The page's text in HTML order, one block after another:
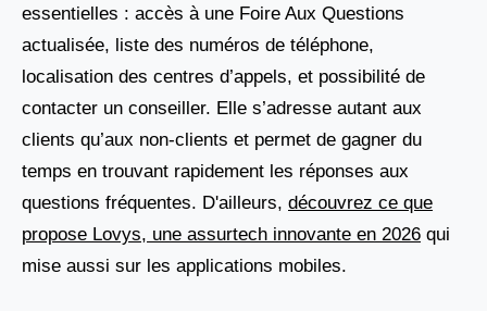
essentielles : accès à une Foire Aux Questions
actualisée, liste des numéros de téléphone,
localisation des centres d’appels, et possibilité de
contacter un conseiller. Elle s’adresse autant aux
clients qu’aux non-clients et permet de gagner du
temps en trouvant rapidement les réponses aux
questions fréquentes. D'ailleurs, découvrez ce que
propose Lovys, une assurtech innovante en 2026 qui
mise aussi sur les applications mobiles.